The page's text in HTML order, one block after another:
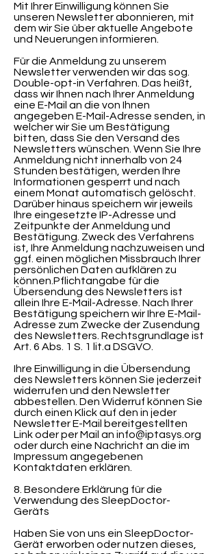
Mit Ihrer Einwilligung können Sie
unseren Newsletter abonnieren, mit
dem wir Sie über aktuelle Angebote
und Neuerungen informieren.
Für die Anmeldung zu unserem
Newsletter verwenden wir das sog.
Double-opt-in Verfahren. Das heißt,
dass wir Ihnen nach Ihrer Anmeldung
eine E-Mail an die von Ihnen
angegeben E-Mail-Adresse senden, in
welcher wir Sie um Bestätigung
bitten, dass Sie den Versand des
Newsletters wünschen. Wenn Sie Ihre
Anmeldung nicht innerhalb von 24
Stunden bestätigen, werden Ihre
Informationen gesperrt und nach
einem Monat automatisch gelöscht.
Darüber hinaus speichern wir jeweils
Ihre eingesetzte IP-Adresse und
Zeitpunkte der Anmeldung und
Bestätigung. Zweck des Verfahrens
ist, Ihre Anmeldung nachzuweisen und
ggf. einen möglichen Missbrauch Ihrer
persönlichen Daten aufklären zu
können.Pflichtangabe für die
Übersendung des Newsletters ist
allein Ihre E-Mail-Adresse. Nach Ihrer
Bestätigung speichern wir Ihre E-Mail-
Adresse zum Zwecke der Zusendung
des Newsletters. Rechtsgrundlage ist
Art. 6 Abs. 1 S. 1 lit.a DSGVO.
Ihre Einwilligung in die Übersendung
des Newsletters können Sie jederzeit
widerrufen und den Newsletter
abbestellen. Den Widerruf können Sie
durch einen Klick auf den in jeder
Newsletter E-Mail bereitgestellten
Link oder per Mail an info@iptasys.org
oder durch eine Nachricht an die im
Impressum angegebenen
Kontaktdaten erklären.
8. Besondere Erklärung für die
Verwendung des SleepDoctor-
Geräts
Haben Sie von uns ein SleepDoctor-
Gerät erworben oder nutzen dieses,